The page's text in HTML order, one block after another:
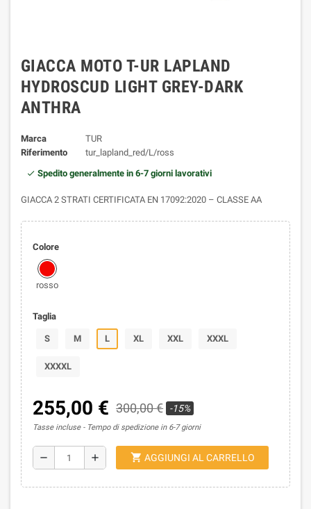
GIACCA MOTO T-UR LAPLAND
HYDROSCUD LIGHT GREY-DARK
ANTHRA
Marca
TUR
Riferimento
tur_lapland_red/L/ross
Spedito generalmente in 6-7 giorni lavorativi
GIACCA 2 STRATI CERTIFICATA EN 17092:2020 – CLASSE AA
Colore
rosso
Taglia
S M L XL XXL XXXL
XXXXL
255,00 € 300,00 € -15%
Tasse incluse Tempo di spedizione in 6-7 giorni
remove add shopping_cart AGGIUNGI AL CARRELLO